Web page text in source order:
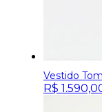
Vestido
R$